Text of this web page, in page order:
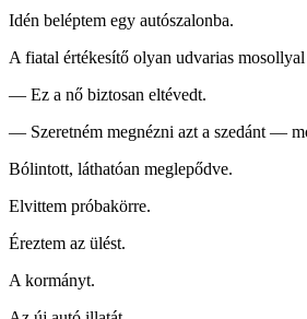
Idén beléptem egy autószalonba.
A fiatal értékesítő olyan udvarias
— Ez a nő biztosan eltévedt.
— Szeretném megnézni azt a szedánt —
Bólintott, láthatóan meglepődve.
Elvittem próbakörre.
Éreztem az ülést.
A kormányt.